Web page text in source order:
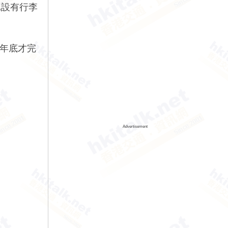
有行李
底才完
Advertisement